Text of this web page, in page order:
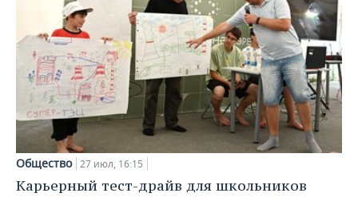
Общество 27 июл, 16:15
Карьерный тест-драйв для школьников